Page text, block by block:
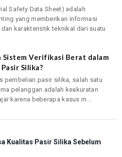
Safety Data Sheet) adalah
yang memberikan informasi
dan karakteristik teknikal dari suatu
Sistem Verifikasi Berat dalam
Silika?
pembelian pasir silika, salah satu
pelanggan adalah keakuratan
karena beberapa kasus m...
Kualitas Pasir Silika Sebelum